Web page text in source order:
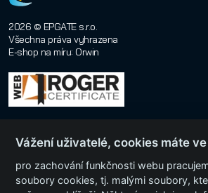
2026 © EPGATE s.r.o.
Všechna práva vyhrazena
E-shop na míru: Orwin
Vážení uživatelé, cookies máte
pro zachování funkčnosti webu
soubory cookies, tj. malými soubory,